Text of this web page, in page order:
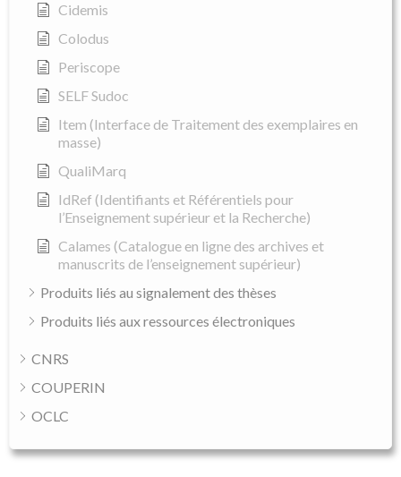
Cidemis
Colodus
Periscope
SELF Sudoc
Item (Interface de Traitement des exemplaires en
masse)
QualiMarq
IdRef (Identifiants et Référentiels pour
l’Enseignement supérieur et la Recherche)
Calames (Catalogue en ligne des archives et
manuscrits de l’enseignement supérieur)
Produits liés au signalement des thèses
Produits liés aux ressources électroniques
CNRS
COUPERIN
OCLC